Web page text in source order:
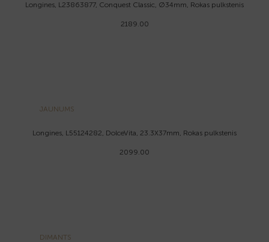
Longines, L23863877, Conquest Classic, Ø34mm, Rokas pulkstenis
2189.00
JAUNUMS
Longines, L55124282, DolceVita, 23.3X37mm, Rokas pulkstenis
2099.00
DIMANTS